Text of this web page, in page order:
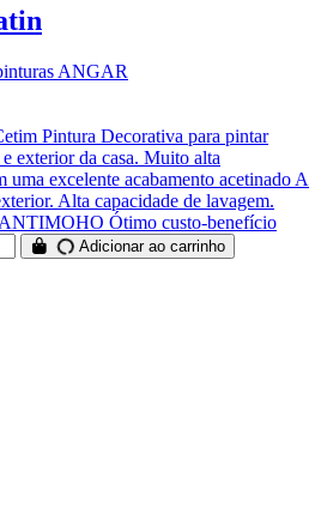
ANGAR
Pintura Decorativa para pintar
exterior da casa. Muito alta
uma excelente acabamento acetinado A
Alta capacidade de lavagem.
ANTIMOHO Ótimo custo-benefício
Adicionar ao carrinho